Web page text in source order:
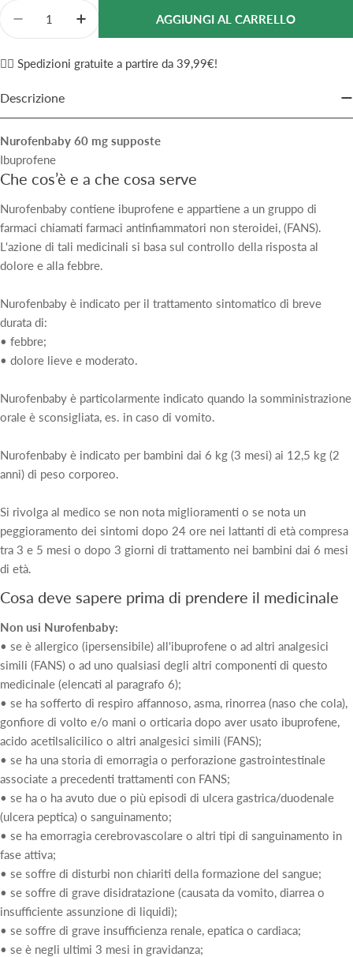
Quantità
Diminuisci La Quantità Per Nurofen Baby Prima
Aumenta La Quantità Per Nurofen Baby
AGGIUNGI AL CARRELLO
✌🏼 Spedizioni gratuite a partire da 39,99€!
Descrizione
Nurofenbaby 60 mg supposte
Ibuprofene
Che cos’è e a che cosa serve
Nurofenbaby contiene ibuprofene e appartiene a un gruppo di
farmaci chiamati farmaci antinfiammatori non steroidei, (FANS).
L'azione di tali medicinali si basa sul controllo della risposta al
dolore e alla febbre.
Nurofenbaby è indicato per il trattamento sintomatico di breve
durata di:
• febbre;
• dolore lieve e moderato.
Nurofenbaby è particolarmente indicato quando la somministrazione
orale è sconsigliata, es. in caso di vomito.
Nurofenbaby è indicato per bambini dai 6 kg (3 mesi) ai 12,5 kg (2
anni) di peso corporeo.
Si rivolga al medico se non nota miglioramenti o se nota un
peggioramento dei sintomi dopo 24 ore nei lattanti di età compresa
tra 3 e 5 mesi o dopo 3 giorni di trattamento nei bambini dai 6 mesi
di età.
Cosa deve sapere prima di prendere il medicinale
Non usi Nurofenbaby:
• se è allergico (ipersensibile) all'ibuprofene o ad altri analgesici
simili (FANS) o ad uno qualsiasi degli altri componenti di questo
medicinale (elencati al paragrafo 6);
• se ha sofferto di respiro affannoso, asma, rinorrea (naso che cola),
gonfiore di volto e/o mani o orticaria dopo aver usato ibuprofene,
acido acetilsalicilico o altri analgesici simili (FANS);
• se ha una storia di emorragia o perforazione gastrointestinale
associate a precedenti trattamenti con FANS;
• se ha o ha avuto due o più episodi di ulcera gastrica/duodenale
(ulcera peptica) o sanguinamento;
• se ha emorragia cerebrovascolare o altri tipi di sanguinamento in
fase attiva;
• se soffre di disturbi non chiariti della formazione del sangue;
• se soffre di grave disidratazione (causata da vomito, diarrea o
insufficiente assunzione di liquidi);
• se soffre di grave insufficienza renale, epatica o cardiaca;
• se è negli ultimi 3 mesi in gravidanza;